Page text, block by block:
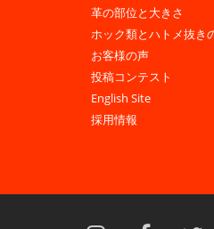
革の部位と大きさ
ホック類とハトメ抜き
お客様の声
投稿コンテスト
English Site
採用情報